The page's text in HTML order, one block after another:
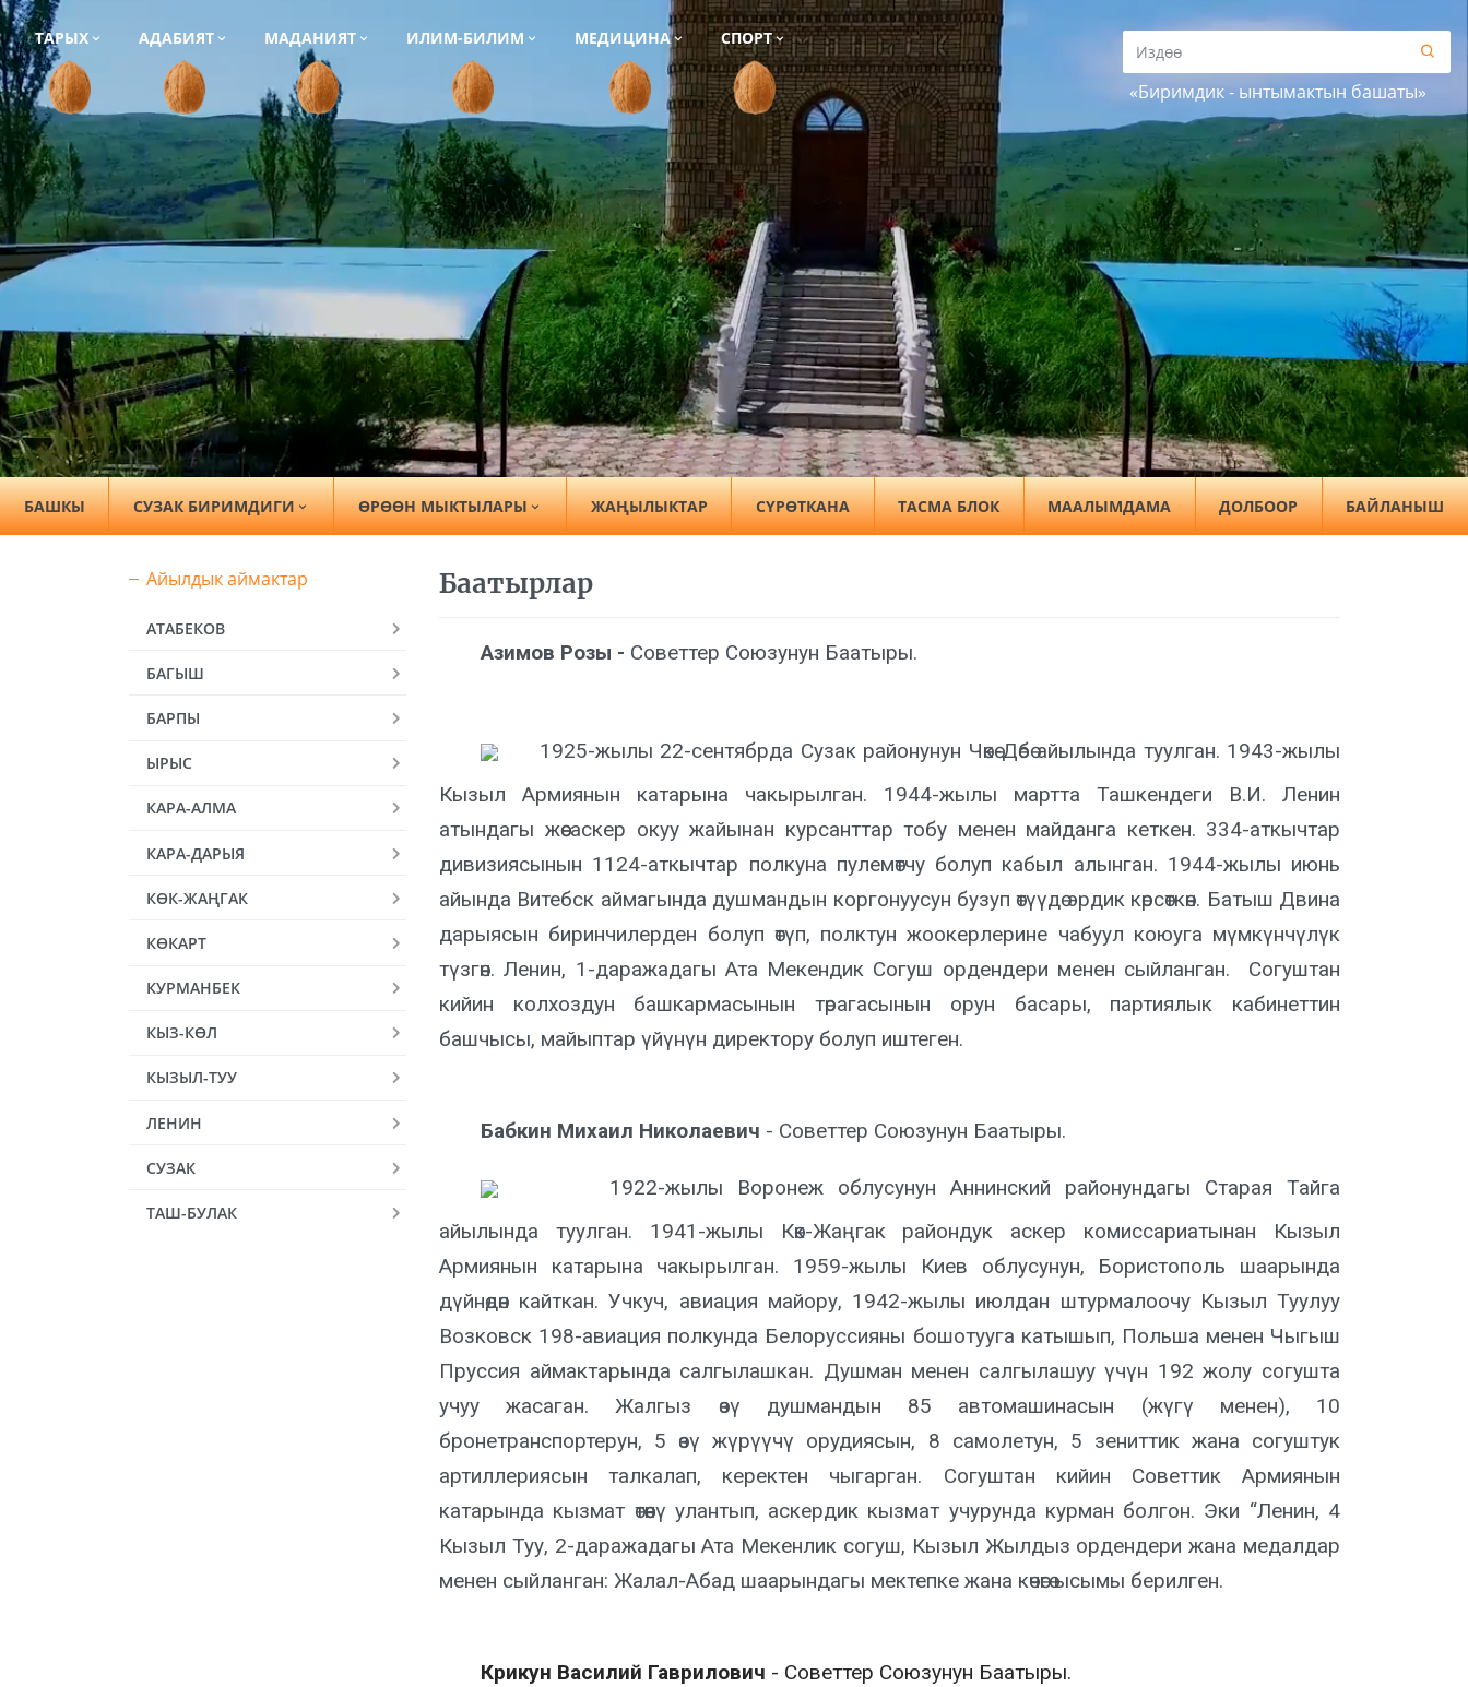
ТАРЫХ АДАБИЯТ МАДАНИЯТ ИЛИМ-БИЛИМ МЕДИЦИНА СПОРТ
«Биримдик - ынтымактын башаты»
БАШКЫ СУЗАК БИРИМДИГИ ӨРӨӨН МЫКТЫЛАРЫ ЖАҢЫЛЫКТАР СҮРӨТКАНА ТАСМА БЛОК МААЛЫМДАМА ДОЛБООР БАЙЛАНЫШ
Айылдык аймактар
АТАБЕКОВ
БАГЫШ
БАРПЫ
ЫРЫС
КАРА-АЛМА
КАРА-ДАРЫЯ
КӨК-ЖАҢГАК
КӨКАРТ
КУРМАНБЕК
КЫЗ-КӨЛ
КЫЗЫЛ-ТУУ
ЛЕНИН
СУЗАК
ТАШ-БУЛАК
Баатырлар
Азимов Розы - Советтер Союзунун Баатыры.
1925-жылы 22-сентябрда Сузак районунун Чөкө-Дөбө айылында туулган. 1943-жылы
Кызыл Армиянын катарына чакырылган. 1944-жылы мартта Ташкендеги В.И. Ленин
атындагы жөө аскер окуу жайынан курсанттар тобу менен майданга кеткен. 334-аткычтар
дивизиясынын 1124-аткычтар полкуна пулемөтчу болуп кабыл алынган. 1944-жылы июнь
айында Витебск аймагында душмандын коргонуусун бузуп өтүүдө эрдик көрсөткөн. Батыш Двина
дарыясын биринчилерден болуп өтүп, полктун жоокерлерине чабуул коюуга мүмкүнчүлүк
түзгөн. Ленин, 1-даражадагы Ата Мекендик Согуш ордендери менен сыйланган. Согуштан
кийин колхоздун башкармасынын төрагасынын орун басары, партиялык кабинеттин
башчысы, майыптар үйүнүн директору болуп иштеген.
Бабкин Михаил Николаевич - Советтер Союзунун Баатыры.
1922-жылы Воронеж облусунун Аннинский районундагы Старая Тайга
айылында туулган. 1941-жылы Көк-Жаңгак райондук аскер комиссариатынан Кызыл
Армиянын катарына чакырылган. 1959-жылы Киев облусунун, Бористополь шаарында
дүйнөдөн кайткан. Учкуч, авиация майору, 1942-жылы июлдан штурмалоочу Кызыл Туулуу
Возковск 198-авиация полкунда Белоруссияны бошотууга катышып, Польша менен Чыгыш
Пруссия аймактарында салгылашкан. Душман менен салгылашуу үчүн 192 жолу согушта
учуу жасаган. Жалгыз өзү душмандын 85 автомашинасын (жүгү менен), 10
бронетранспортерун, 5 өзү жүрүүчү орудиясын, 8 самолетун, 5 зениттик жана согуштук
артиллериясын талкалап, керектен чыгарган. Согуштан кийин Советтик Армиянын
катарында кызмат өтөөнү улантып, аскердик кызмат учурунда курман болгон. Эки “Ленин, 4
Кызыл Туу, 2-даражадагы Ата Мекенлик согуш, Кызыл Жылдыз ордендери жана медалдар
менен сыйланган: Жалал-Абад шаарындагы мектепке жана көчөгө ысымы берилген.
Крикун Василий Гаврилович - Советтер Союзунун Баатыры.